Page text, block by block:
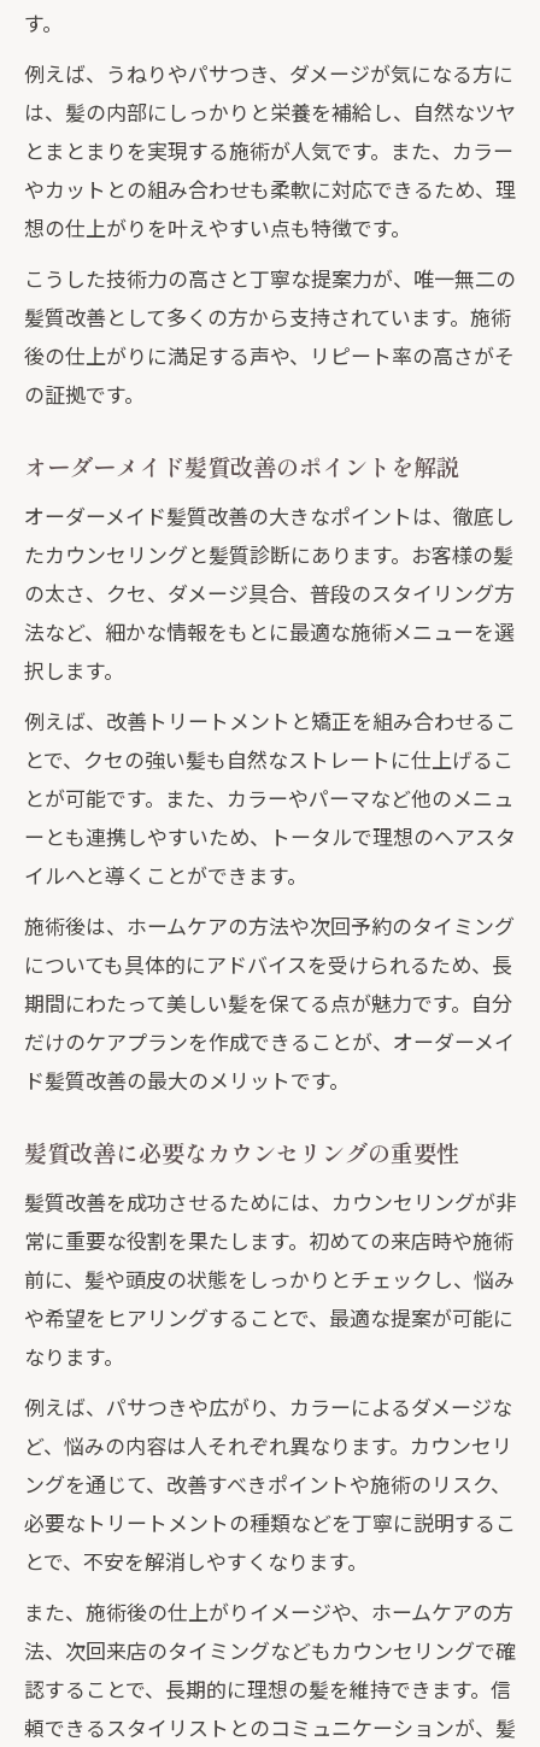
化
髪質改善のパーソナル提案で確かな実感
を
髪質改善とライフスタイルの関係を深掘
オーダーメイド髪質改善で得られる満足
感
髪のうねりに悩むなら最新の髪質改善体験を
く
髪質改善の最新技術で扱いやすい髪へ変
化
うねり髪の原因と髪質改善の有効な対策
法
髪質改善を活用した朝のセット時短テク
髪質改善の体験談から学ぶうねり解消術
す。
例えば、うねりやパサつき、ダメージが気になる方に
は、髪の内部にしっかりと栄養を補給し、自然なツヤ
とまとまりを実現する施術が人気です。また、カラー
やカットとの組み合わせも柔軟に対応できるため、理
想の仕上がりを叶えやすい点も特徴です。
こうした技術力の高さと丁寧な提案力が、唯一無二の
髪質改善として多くの方から支持されています。施術
後の仕上がりに満足する声や、リピート率の高さがそ
の証拠です。
オーダーメイド髪質改善のポイントを解説
オーダーメイド髪質改善の大きなポイントは、徹底し
たカウンセリングと髪質診断にあります。お客様の髪
の太さ、クセ、ダメージ具合、普段のスタイリング方
法など、細かな情報をもとに最適な施術メニューを選
択します。
例えば、改善トリートメントと矯正を組み合わせるこ
とで、クセの強い髪も自然なストレートに仕上げるこ
とが可能です。また、カラーやパーマなど他のメニュ
ーとも連携しやすいため、トータルで理想のヘアスタ
イルへと導くことができます。
施術後は、ホームケアの方法や次回予約のタイミング
についても具体的にアドバイスを受けられるため、長
期間にわたって美しい髪を保てる点が魅力です。自分
だけのケアプランを作成できることが、オーダーメイ
ド髪質改善の最大のメリットです。
髪質改善に必要なカウンセリングの重要性
髪質改善を成功させるためには、カウンセリングが非
常に重要な役割を果たします。初めての来店時や施術
前に、髪や頭皮の状態をしっかりとチェックし、悩み
や希望をヒアリングすることで、最適な提案が可能に
なります。
例えば、パサつきや広がり、カラーによるダメージな
ど、悩みの内容は人それぞれ異なります。カウンセリ
ングを通じて、改善すべきポイントや施術のリスク、
必要なトリートメントの種類などを丁寧に説明するこ
とで、不安を解消しやすくなります。
また、施術後の仕上がりイメージや、ホームケアの方
法、次回来店のタイミングなどもカウンセリングで確
認することで、長期的に理想の髪を維持できます。信
頼できるスタイリストとのコミュニケーションが、髪